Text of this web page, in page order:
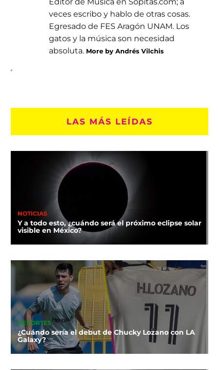
veces escribo y hablo de otras cosas.
Egresado de FES Aragón UNAM. Los
gatos y la música son necesidad
absoluta. More by Andrés Vilchis
LAS MÁS LEÍDAS
NOTICIAS
Y a todo esto, ¿cuándo será el próximo eclipse solar
visible en México?
DEPORTES
¿Cuándo sería el debut de Chucky Lozano con LA
Galaxy?